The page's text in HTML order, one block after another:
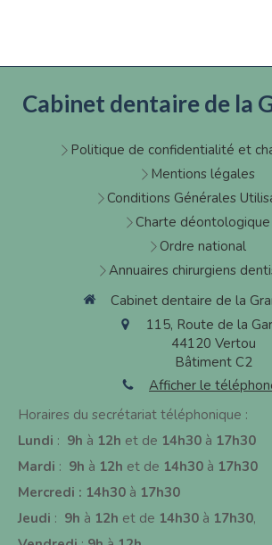
Cabinet dentaire de la
Politique de confidentialité et
Mentions légales
Conditions Générales
Charte déontologique
Ordre national
Annuaires chirurgiens
Cabinet dentaire de la
115, Route de la
44120 Vertou
Bâtiment C2
Afficher le
Horaires du secrétariat téléphonique :
Lundi : 9h à 12h et de 14h30 à 17h30
Mardi : 9h à 12h et de 14h30 à 17h30
Mercredi : 14h30 à 17h30
Jeudi : 9h à 12h et de 14h30 à 17h30,